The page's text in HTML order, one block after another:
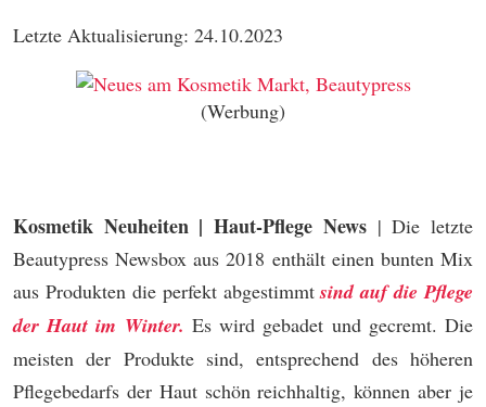
Letzte Aktualisierung: 24.10.2023
(Werbung)
Kosmetik Neuheiten | Haut-Pflege News | Die letzte
Beautypress Newsbox aus 2018 enthält einen bunten Mix
aus Produkten die perfekt abgestimmtsind auf die Pflege
der Haut im Winter. Es wird gebadet und gecremt. Die
meisten der Produkte sind, entsprechend des höheren
Pflegebedarfs der Haut schön reichhaltig, können aber je